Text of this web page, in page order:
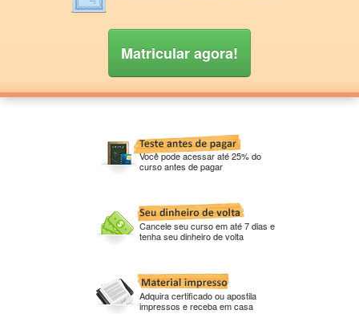
Matricular agora!
Você pode acessar até 25% do
curso antes de pagar
Cancele seu curso em até 7 dias e
tenha seu dinheiro de volta
Adquira certificado ou apostila
impressos e receba em casa